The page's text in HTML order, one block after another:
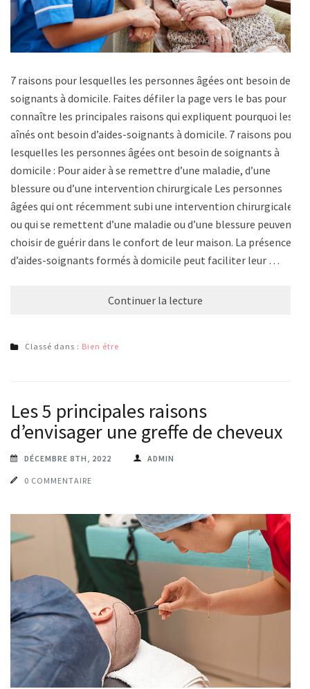
7 raisons pour lesquelles les personnes âgées ont besoin de
soignants à domicile. Faites défiler la page vers le bas pour
connaître les principales raisons qui expliquent pourquoi les
aînés ont besoin d’aides-soignants à domicile. 7 raisons pour
lesquelles les personnes âgées ont besoin de soignants à
domicile : Pour aider à se remettre d’une maladie, d’une
blessure ou d’une intervention chirurgicale Les personnes
âgées qui ont récemment subi une intervention chirurgicale
ou qui se remettent d’une maladie ou d’une blessure peuvent
choisir de guérir dans le confort de leur maison. La présence
d’aides-soignants formés à domicile peut faciliter leur …
Continuer la lecture
Classé dans : Bien étre
Les 5 principales raisons
d’envisager une greffe de cheveux
DÉCEMBRE 8TH, 2022 ADMIN
0 COMMENTAIRE